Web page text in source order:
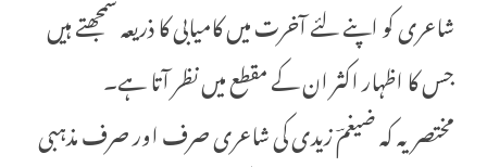
شاعری کو اپنے لئے آخرت میں کامیابی کا ذریعہ سمجھتے ہیں
جس کا اظہار اکثر ان کے مقطع میں نظر آتا ہے۔
مختصر یہ کہ ضیغمؔ زیدی کی شاعری صرف اور صرف مذہبی